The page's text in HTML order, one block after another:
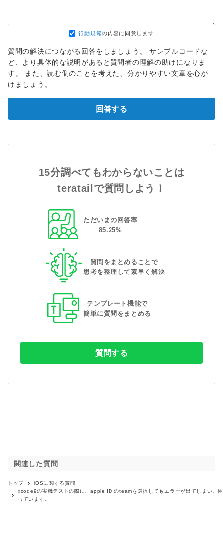
行動規範の内容に同意します
質問の解決につながる回答をしましょう。 サンプルコードな
ど、より具体的な説明があると質問者の理解の助けになりま
す。 また、読む側のことを考えた、分かりやすい文章を心が
けましょう。
回答する
15分調べてもわからないことは
teratailで質問しよう！
ただいまの回答率
85.25%
質問をまとめることで
思考を整理して素早く解決
テンプレート機能で
簡単に質問をまとめる
質問する
関連した質問
トップ iOSに関する質問
xcode9の実機テストの際に、apple ID のteamを選択してもエラーが出てしまい、困
っています。